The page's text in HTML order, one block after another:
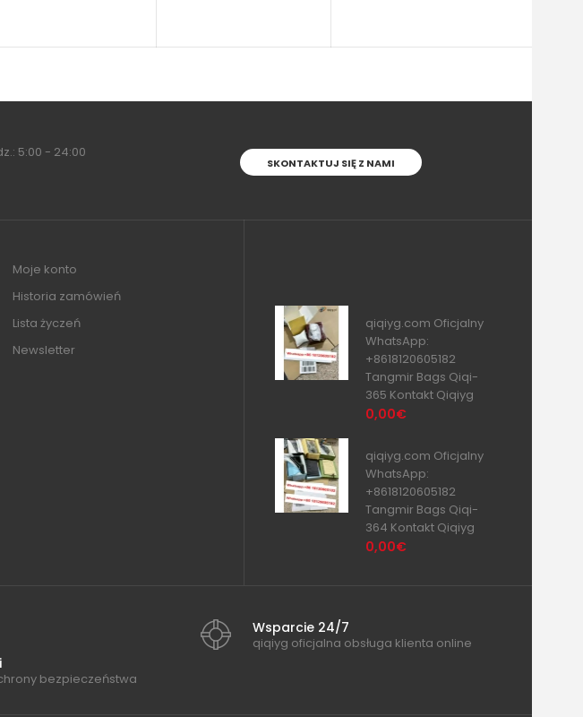
5:00 - 24:00
SKONTAKTUJ SIĘ Z NAMI
Moje konto
Historia zamówień
Lista życzeń
Newsletter
qiqiyg.com Oficjalny
WhatsApp:
+8618120605182
Tangmir Bags Qiqi-
365 Kontakt Qiqiyg
0,00€
qiqiyg.com Oficjalny
WhatsApp:
+8618120605182
Tangmir Bags Qiqi-
364 Kontakt Qiqiyg
0,00€
bezpieczeństwa
Wsparcie 24/7
qiqiyg oficjalna obsługa klienta online